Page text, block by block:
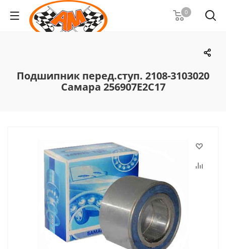
0
Подшипник перед.ступ. 2108-3103020
Самара 256907Е2С17